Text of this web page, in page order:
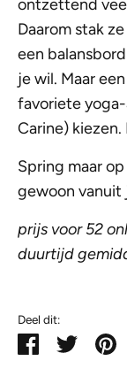
ontzettend
Daarom stak
een
je wil. Maar
favoriete
Carine)
Spring maar
gewoon vanuit
prijs voor 52
duurtijd
Deel dit:
Deel TweetPin